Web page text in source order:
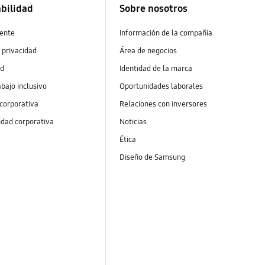
privacidad
inclusivo
corporativa
Sobre nosotros
Información de la compañía
Área de negocios
Identidad de la marca
Oportunidades laborales
Relaciones con inversores
Noticias
Ética
Diseño de Samsung